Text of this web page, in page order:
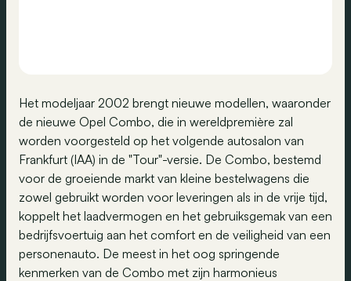
Het modeljaar 2002 brengt nieuwe modellen, waaronder
de nieuwe Opel Combo, die in wereldpremière zal
worden voorgesteld op het volgende autosalon van
Frankfurt (IAA) in de "Tour"-versie. De Combo, bestemd
voor de groeiende markt van kleine bestelwagens die
zowel gebruikt worden voor leveringen als in de vrije tijd,
koppelt het laadvermogen en het gebruiksgemak van een
bedrijfsvoertuig aan het comfort en de veiligheid van een
personenauto. De meest in het oog springende
kenmerken van de Combo met zijn harmonieus